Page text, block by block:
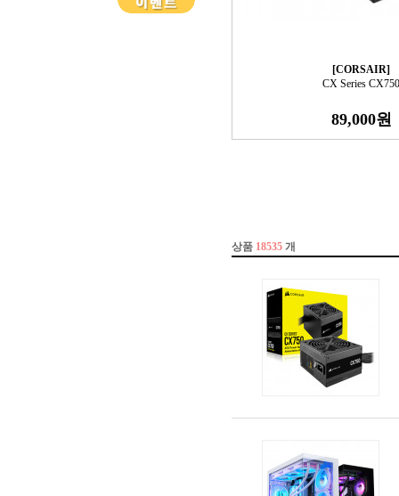
[CORSAIR]
CX Series CX750
89,000원